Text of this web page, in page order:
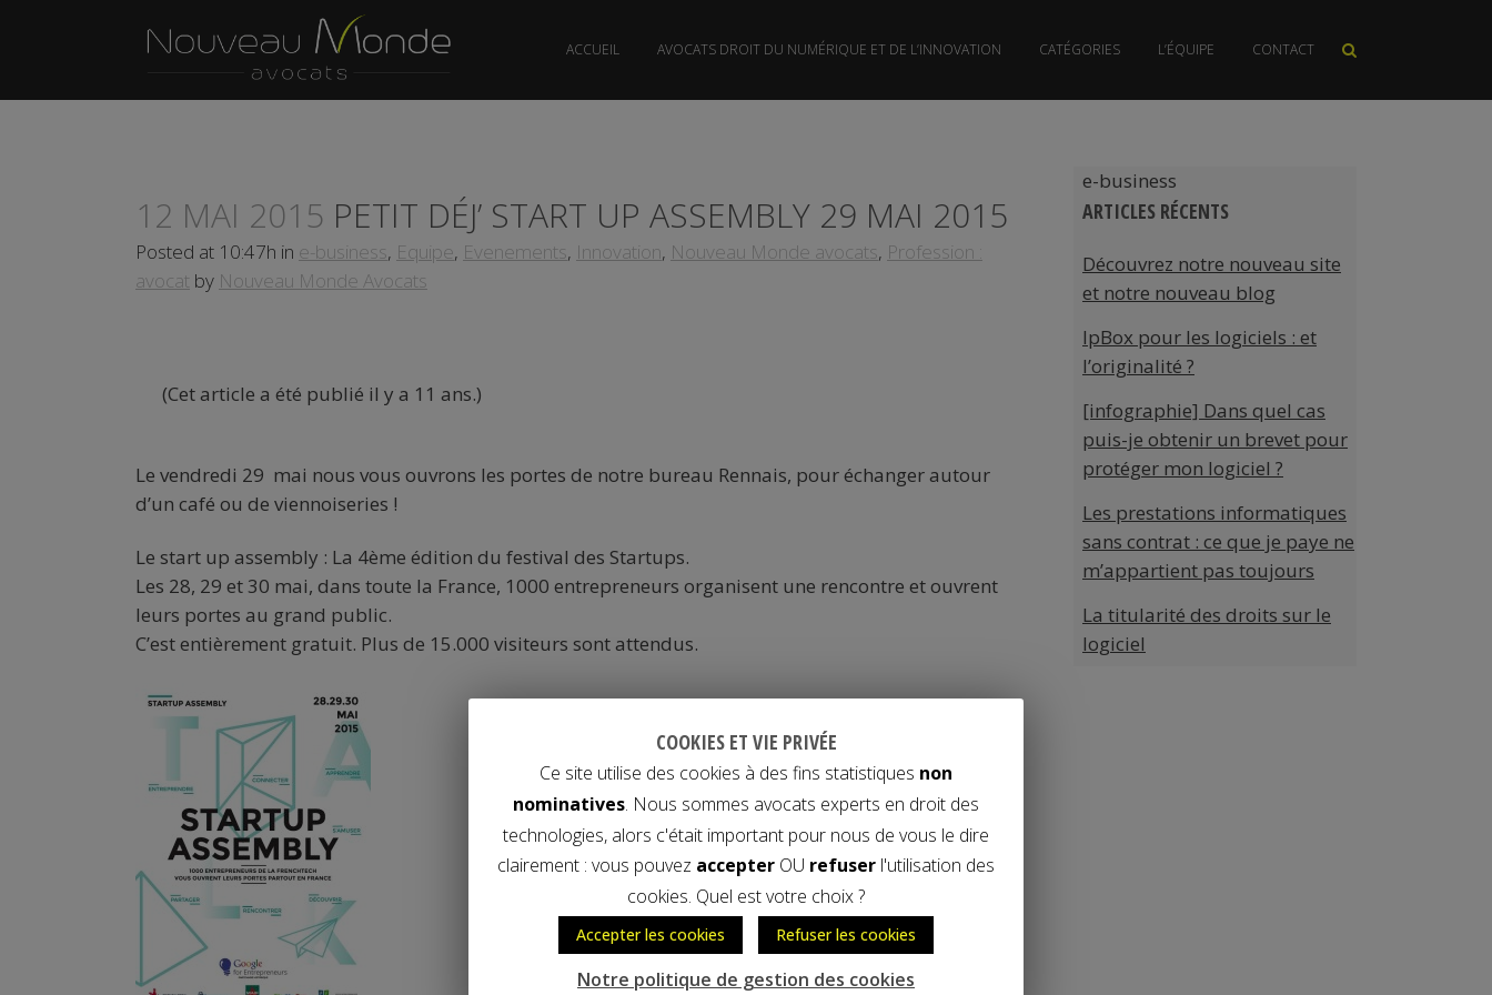
ACCUEIL AVOCATS DROIT DU NUMÉRIQUE ET DE L’INNOVATION CATÉGORIES L’ÉQUIPE CONTACT
12 MAI 2015 PETIT DÉJ’ START UP ASSEMBLY 29 MAI 2015
Posted at 10:47h in e-business, Equipe, Evenements, Innovation, Nouveau Monde avocats, Profession :
avocat by Nouveau Monde Avocats
(Cet article a été publié il y a 11 ans.)
Le vendredi 29 mai nous vous ouvrons les portes de notre bureau Rennais, pour échanger autour
d’un café ou de viennoiseries !
Le start up assembly : La 4ème édition du festival des Startups.
Les 28, 29 et 30 mai, dans toute la France, 1000 entrepreneurs organisent une rencontre et ouvrent
leurs portes au grand public.
C’est entièrement gratuit. Plus de 15.000 visiteurs sont attendus.
e-business
ARTICLES RÉCENTS
Découvrez notre nouveau site
et notre nouveau blog
IpBox pour les logiciels : et
l’originalité ?
[infographie] Dans quel cas
puis-je obtenir un brevet pour
protéger mon logiciel ?
Les prestations informatiques
sans contrat : ce que je paye ne
m’appartient pas toujours
La titularité des droits sur le
logiciel
COOKIES ET VIE PRIVÉE
Ce site utilise des cookies à des fins statistiques non
nominatives. Nous sommes avocats experts en droit des
technologies, alors c'était important pour nous de vous le dire
clairement : vous pouvez accepter OU refuser l'utilisation des
cookies. Quel est votre choix ?
Accepter les cookies Refuser les cookies
Notre politique de gestion des cookies